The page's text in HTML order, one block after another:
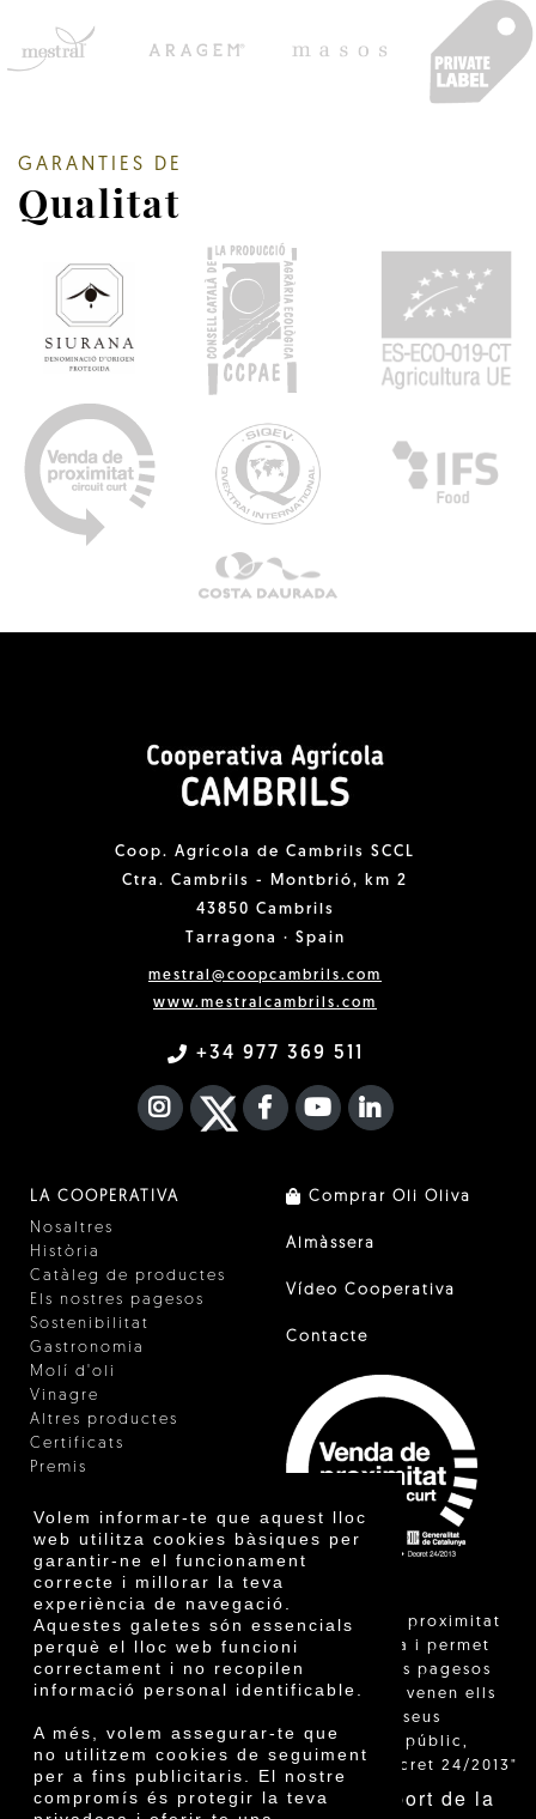
Volem informar-te que aquest lloc
web utilitza cookies bàsiques per
garantir-ne el funcionament
correcte i millorar la teva
experiència de navegació.
Aquestes galetes són essencials
perquè el lloc web funcioni
correctament i no recopilen
informació personal identificable.
A més, volem assegurar-te que
no utilitzem cookies de seguiment
per a fins publicitaris. El nostre
compromís és protegir la teva
GARANTIES DE
Qualitat
Coop. Agrícola de Cambrils SCCL
Ctra. Cambrils - Montbrió, km 2
43850 Cambrils
Tarragona · Spain
mestral@coopcambrils.com
www.mestralcambrils.com
+34 977 369 511
INSTAGRAM
TWITTER
FACEBOOK F
YOUTUBEFA LINKEDIN
LA COOPERATIVA
Nosaltres
Història
Catàleg de productes
Els nostres pagesos
Sostenibilitat
Gastronomia
Molí d'oli
Vinagre
Altres productes
Certificats
Premis
Comprar Oli Oliva
Almàssera
Vídeo Cooperativa
Contacte
"La venda de proximitat
està regulada i permet
identificar els pagesos
catalans que venen ells
mateixos els seus
productes al públic,
segons el Decret 24/2013"
Amb el suport de la